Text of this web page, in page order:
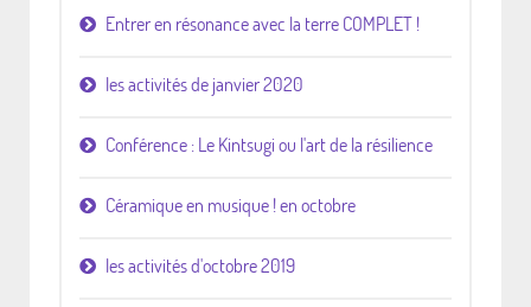
Entrer en résonance avec la terre COMPLET !
les activités de janvier 2020
Conférence : Le Kintsugi ou l'art de la résilience
Céramique en musique ! en octobre
les activités d'octobre 2019